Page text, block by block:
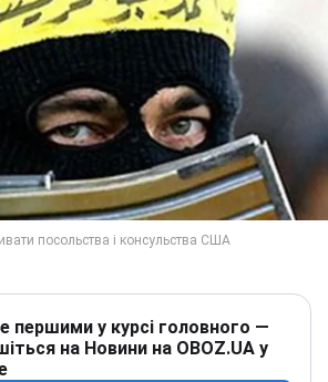
першими у курсі головного —
на Новини на OBOZ.UA у